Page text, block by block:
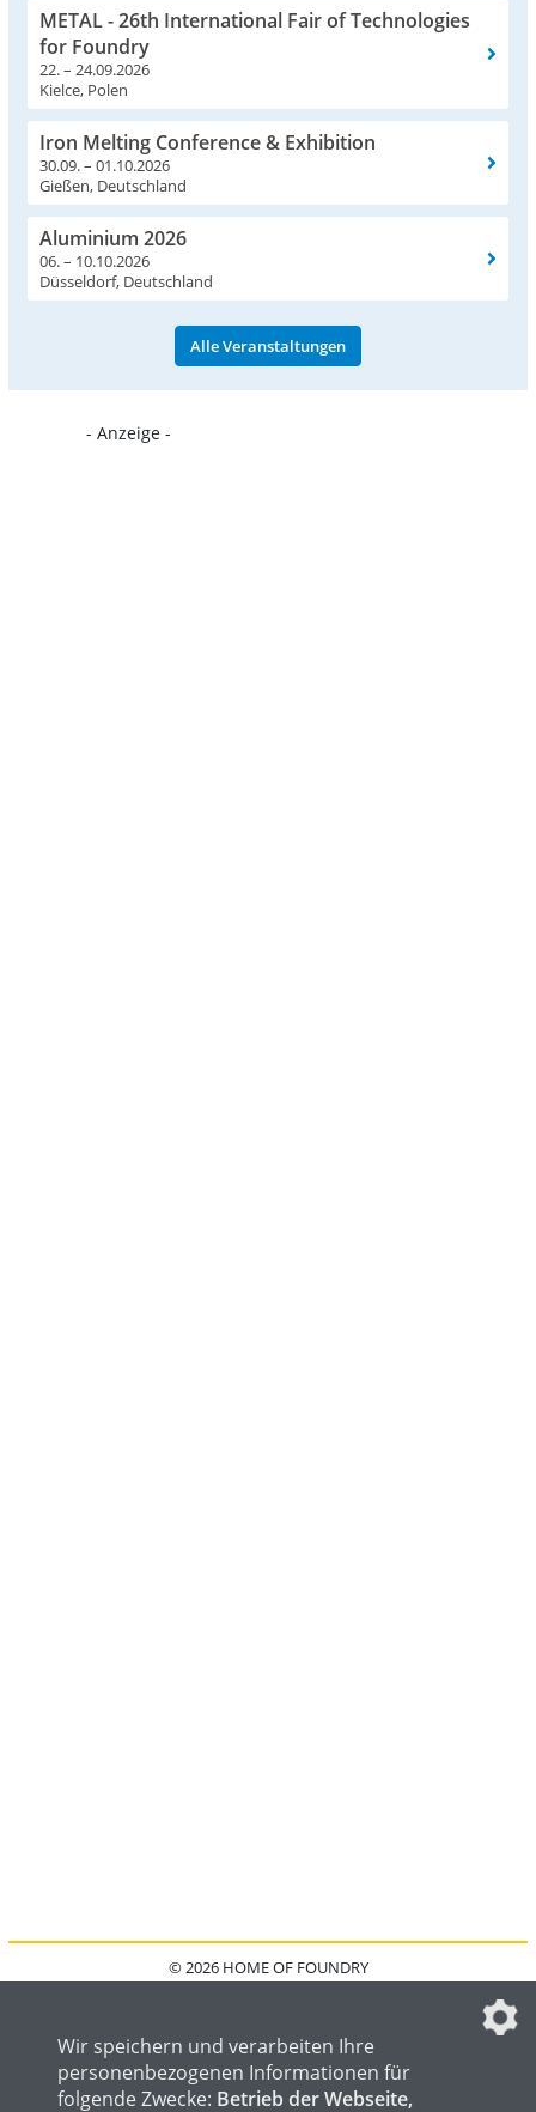
METAL - 26th International Fair of Technologies
for Foundry
22. – 24.09.2026
Kielce, Polen
Iron Melting Conference & Exhibition
30.09. – 01.10.2026
Gießen, Deutschland
Aluminium 2026
06. – 10.10.2026
Düsseldorf, Deutschland
Alle Veranstaltungen
- Anzeige -
© 2026 HOME OF FOUNDRY
DATENSCHUTZEINSTELLUNGEN
Wir speichern und verarbeiten Ihre
personenbezogenen Informationen für
folgende Zwecke: Betrieb der Webseite,